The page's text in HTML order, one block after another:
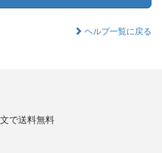
ヘルプ一覧に戻る
で送料無料